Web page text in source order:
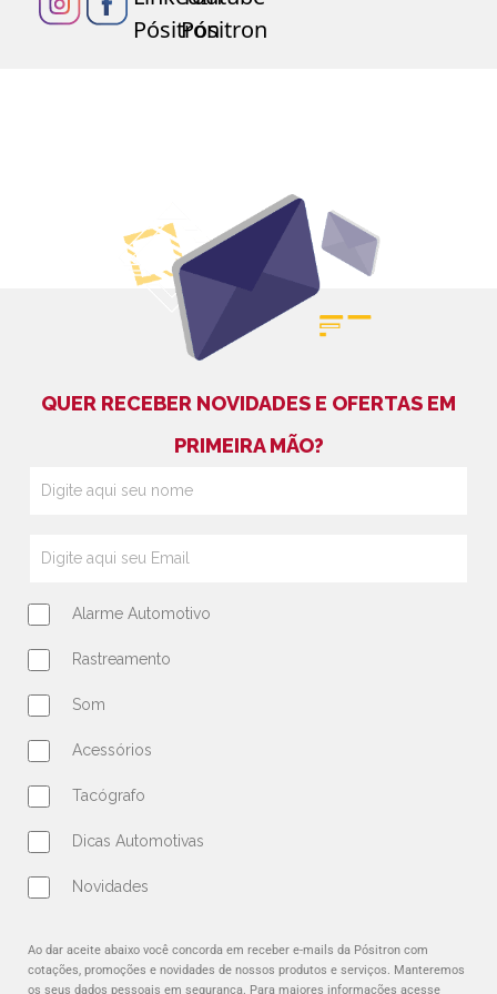
QUER RECEBER NOVIDADES E OFERTAS EM
PRIMEIRA MÃO?
Alarme Automotivo
Rastreamento
Som
Acessórios
Tacógrafo
Dicas Automotivas
Novidades
Ao dar aceite abaixo você concorda em receber e-mails da Pósitron com
cotações, promoções e novidades de nossos produtos e serviços. Manteremos
os seus dados pessoais em segurança. Para maiores informações acesse